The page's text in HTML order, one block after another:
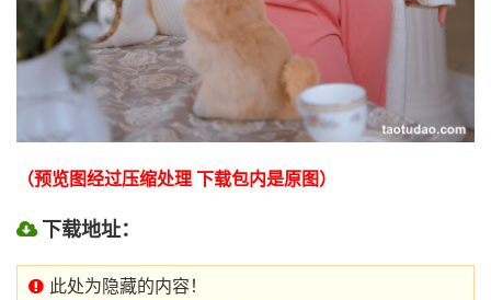
（预览图经过压缩处理 下载包内是原图）
下载地址：
此处为隐藏的内容！